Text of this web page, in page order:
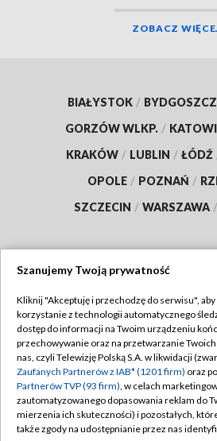
ZOBACZ
BIAŁYSTOK / BYDGOSZCZ
GORZÓW WLKP. /
KRAKÓW / LUBLIN / ŁÓDŹ
OPOLE / POZNAŃ /
SZCZECIN / WARSZAWA /
TVP
Abonament TVP
Emisja w TVP
Centrum informacji TVP
Naziemna Telewizja Cyfrowa
Regulamin
Polityka
Moje zgody
Pomoc
Szanujemy Twoją prywatność
Kliknij "Akceptuję i przechodzę do serwisu",
korzystanie z technologii automatycznego
dostęp do informacji na Twoim urządzeniu
przechowywanie oraz na przetwarzanie
nas, czyli Telewizję Polską S.A. w likwidacji
Zaufanych Partnerów z IAB* (1201 firm) oraz
Partnerów TVP (93 firm), w celach
zautomatyzowanego dopasowania reklam do
mierzenia ich skuteczności) i pozostałych,
także zgody na udostępnianie przez nas